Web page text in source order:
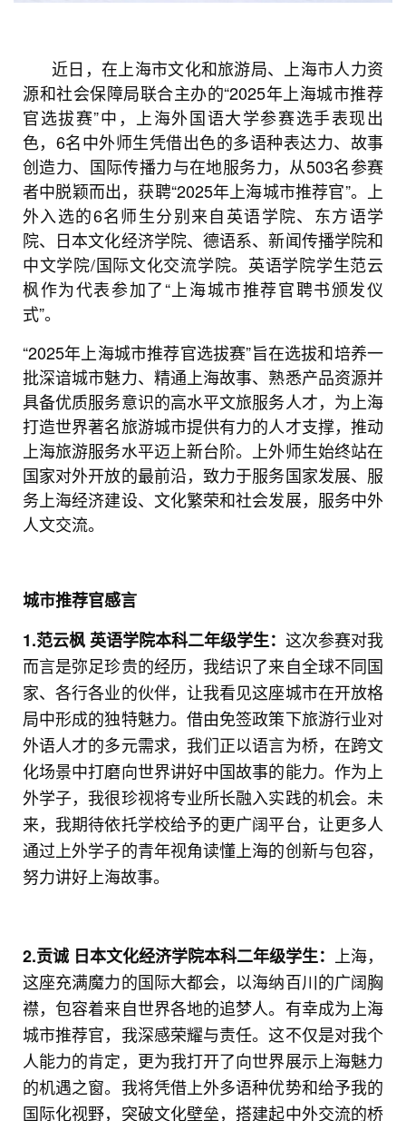
近日，在上海市文化和旅游局、上海市人力资
源和社会保障局联合主办的“2025年上海城市推荐
官选拔赛”中，上海外国语大学参赛选手表现出
色，6名中外师生凭借出色的多语种表达力、故事
创造力、国际传播力与在地服务力，从503名参赛
者中脱颖而出，获聘“2025年上海城市推荐官”。
上
外入选的6名师生分别来自英语学院、东方语学
院、日本文化经济学院、德语系、新闻传播学院和
中文学院/国际文化交流学院。英语学院学生范云
枫作为代表参加了“上海城市推荐官聘书颁发仪
式”。
“2025年上海城市推荐官选拔赛”旨在选拔和培养一
批深谙城市魅力、精通上海故事、熟悉产品资源并
具备优质服务意识的高水平文旅服务人才，为上海
打造世界著名旅游城市提供有力的人才支撑，推动
上海旅游服务水平迈上新台阶。上外师生始终站在
国家对外开放的最前沿，致力于服务国家发展、服
务上海经济建设、文化繁荣和社会发展，服务中外
人文交流。
城市推荐官感言
1.范云枫 英语学院本科二年级学生： 这次参赛对我
而言是弥足珍贵的经历，我结识了来自全球不同国
家、各行各业的伙伴，让我看见这座城市在开放格
局中形成的独特魅力。借由免签政策下旅游行业对
外语人才的多元需求，我们正以语言为桥，在跨文
化场景中打磨向世界讲好中国故事的能力。作为上
外学子，我很珍视将专业所长融入实践的机会。未
来，我期待依托学校给予的更广阔平台，让更多人
通过上外学子的青年视角读懂上海的创新与包容，
努力讲好上海故事。
2.贡诚 日本文化经济学院本科二年级学生：
上海，
这座充满魔力的国际大都会，以海纳百川的广阔胸
襟，包容着来自世界各地的追梦人。有幸成为上海
城市推荐官，我深感荣耀与责任。这不仅是对我个
人能力的肯定，更为我打开了向世界展示上海魅力
的机遇之窗。我将凭借上外多语种优势和给予我的
国际化视野，突破文化壁垒，搭建起中外交流的桥